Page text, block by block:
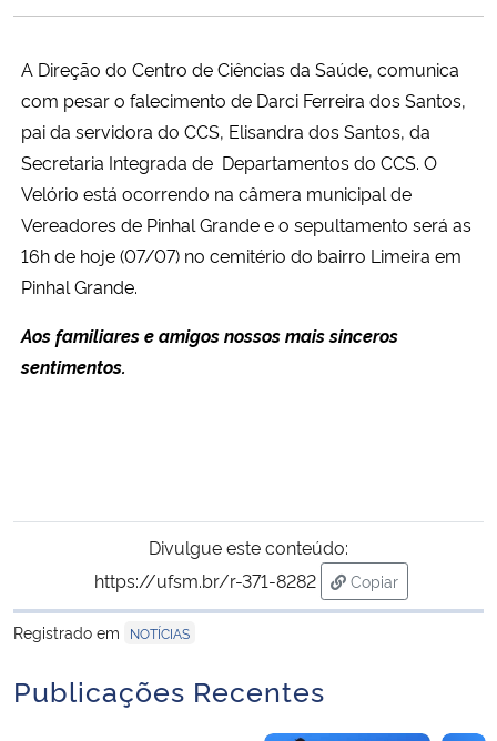
Ministério da Cidadania
Ministério da Saúde
Ministério de Minas e Energia
Ministério da Ciência, Tecnologia, Inovações e Comunicações
Ministério do Meio Ambiente
Ministério do Desenvolvimento Regional
Secretaria de Governo
A Direção do Centro de Ciências da Saúde, comunica
com pesar o falecimento de Darci Ferreira dos Santos,
pai da servidora do CCS, Elisandra dos Santos, da
Secretaria Integrada de Departamentos do CCS. O
Velório está ocorrendo na câmera municipal de
Vereadores de Pinhal Grande e o sepultamento será as
16h de hoje (07/07) no cemitério do bairro Limeira em
Pinhal Grande.
Aos familiares e amigos nossos mais sinceros
sentimentos.
Divulgue este conteúdo:
https://ufsm.br/r-371-8282
Copiar
para área de
Registrado em
NOTÍCIAS
Publicações Recentes